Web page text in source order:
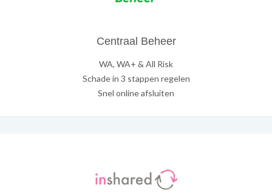
Centraal Beheer
WA, WA+ & All Risk
Schade in 3 stappen regelen
Snel online afsluiten